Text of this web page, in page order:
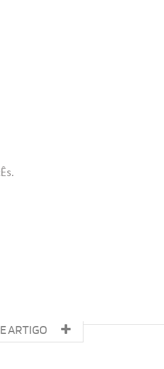
ARTIGO